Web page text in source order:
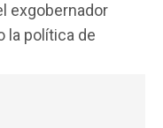
exgobernador
la política de